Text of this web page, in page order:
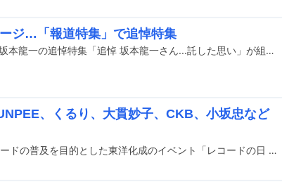
ジ…「報道特集」で追悼特集
明日4月8日放送のTBS「報道特集」にて、坂本龍一の追悼特集「追悼 坂本龍一さん...託した思い」が組まれる。
、くるり、大貫妙子、CKB、小坂忠など
11月3日と12月3日に行われるアナログレコードの普及を目的とした東洋化成のイベント「レコードの日 2022」の、2日目の参加タイトルが発表された。